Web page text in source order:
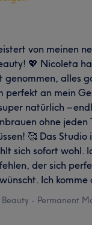
von meinen
💖 Nicoleta
genommen, alles
perfekt an mein
natürlich –
ohne jeden
🥰 Das Studio
sich sofort wohl.
der sich
Ich komme
- Permanent